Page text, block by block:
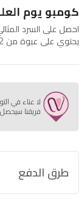
كومبو يوم العلم
احصل على السرد
يحتوي على عبوة من 2 منتجات لكل منهما.
لا عناء في
فريقنا
طرق الدفع